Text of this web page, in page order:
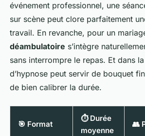
événement professionnel, une
sur scène peut clore parfaitement
travail. En revanche, pour un
déambulatoire s’intègre
sans interrompre le repas. Et dans
d’hypnose peut servir de bouquet
de bien calibrer la durée.
🎯 Format
⏱️ Durée
moyenne
👥